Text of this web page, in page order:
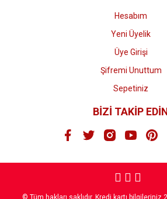
Hesabım
Yeni Üyelik
Üye Girişi
Şifremi Unuttum
Sepetiniz
BİZİ TAKİP
© Tüm hakları saklıdır. Kredi kartı bilgileriniz